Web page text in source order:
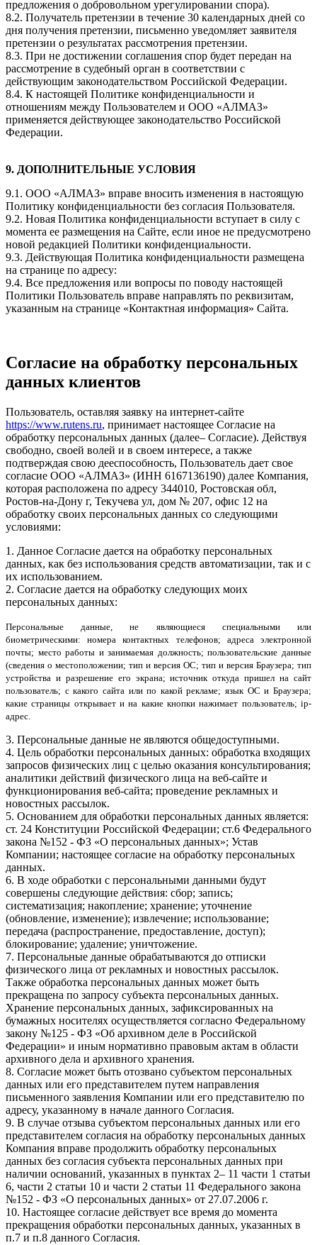
предложения о добровольном урегулировании спора).
8.2. Получатель претензии в течение 30 календарных дней со
дня получения претензии, письменно уведомляет заявителя
претензии о результатах рассмотрения претензии.
8.3. При не достижении соглашения спор будет передан на
рассмотрение в судебный орган в соответствии с
действующим законодательством Российской Федерации.
8.4. К настоящей Политике конфиденциальности и
отношениям между Пользователем и ООО «АЛМАЗ»
применяется действующее законодательство Российской
Федерации.
9. ДОПОЛНИТЕЛЬНЫЕ УСЛОВИЯ
9.1. ООО «АЛМАЗ» вправе вносить изменения в настоящую
Политику конфиденциальности без согласия Пользователя.
9.2. Новая Политика конфиденциальности вступает в силу с
момента ее размещения на Сайте, если иное не предусмотрено
новой редакцией Политики конфиденциальности.
9.3. Действующая Политика конфиденциальности размещена
на странице по адресу:
9.4. Все предложения или вопросы по поводу настоящей
Политики Пользователь вправе направлять по реквизитам,
указанным на странице «Контактная информация» Сайта.
Cогласие на обработку персональных
данных клиентов
Пользователь, оставляя заявку на интернет-сайте
https://www.rutens.ru, принимает настоящее Согласие на
обработку персональных данных (далее– Согласие). Действуя
свободно, своей волей и в своем интересе, а также
подтверждая свою дееспособность, Пользователь дает свое
согласие ООО «АЛМАЗ» (ИНН 6167136190) далее Компания,
которая расположена по адресу 344010, Ростовская обл,
Ростов-на-Дону г, Текучева ул, дом № 207, офис 12 на
обработку своих персональных данных со следующими
условиями:
1. Данное Согласие дается на обработку персональных
данных, как без использования средств автоматизации, так и с
их использованием.
2. Согласие дается на обработку следующих моих
персональных данных:
Персональные данные, не являющиеся специальными или
биометрическими: номера контактных телефонов; адреса электронной
почты; место работы и занимаемая должность; пользовательские данные
(сведения о местоположении; тип и версия ОС; тип и версия Браузера; тип
устройства и разрешение его экрана; источник откуда пришел на сайт
пользователь; с какого сайта или по какой рекламе; язык ОС и Браузера;
какие страницы открывает и на какие кнопки нажимает пользователь; ip-
адрес.
3. Персональные данные не являются общедоступными.
4. Цель обработки персональных данных: обработка входящих
запросов физических лиц с целью оказания консультирования;
аналитики действий физического лица на веб-сайте и
функционирования веб-сайта; проведение рекламных и
новостных рассылок.
5. Основанием для обработки персональных данных является:
ст. 24 Конституции Российской Федерации; ст.6 Федерального
закона №152 - ФЗ «О персональных данных»; Устав
Компании; настоящее согласие на обработку персональных
данных.
6. В ходе обработки с персональными данными будут
совершены следующие действия: сбор; запись;
систематизация; накопление; хранение; уточнение
(обновление, изменение); извлечение; использование;
передача (распространение, предоставление, доступ);
блокирование; удаление; уничтожение.
7. Персональные данные обрабатываются до отписки
физического лица от рекламных и новостных рассылок.
Также обработка персональных данных может быть
прекращена по запросу субъекта персональных данных.
Хранение персональных данных, зафиксированных на
бумажных носителях осуществляется согласно Федеральному
закону №125 - ФЗ «Об архивном деле в Российской
Федерации» и иным нормативно правовым актам в области
архивного дела и архивного хранения.
8. Согласие может быть отозвано субъектом персональных
данных или его представителем путем направления
письменного заявления Компании или его представителю по
адресу, указанному в начале данного Согласия.
9. В случае отзыва субъектом персональных данных или его
представителем согласия на обработку персональных данных
Компания вправе продолжить обработку персональных
данных без согласия субъекта персональных данных при
наличии оснований, указанных в пунктах 2– 11 части 1 статьи
6, части 2 статьи 10 и части 2 статьи 11 Федерального закона
№152 - ФЗ «О персональных данных» от 27.07.2006 г.
10. Настоящее согласие действует все время до момента
прекращения обработки персональных данных, указанных в
п.7 и п.8 данного Согласия.